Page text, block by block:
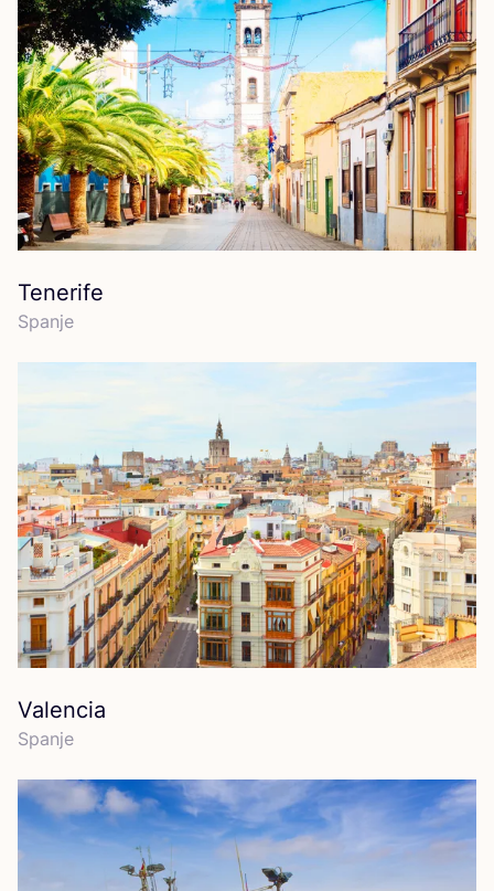
Tenerife
Span­je
Valencia
Span­je